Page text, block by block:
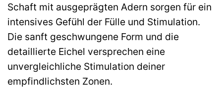
Schaft mit ausgeprägten Adern sorgen für ein
intensives Gefühl der Fülle und Stimulation.
Die sanft geschwungene Form und die
detaillierte Eichel versprechen eine
unvergleichliche Stimulation deiner
empfindlichsten Zonen.